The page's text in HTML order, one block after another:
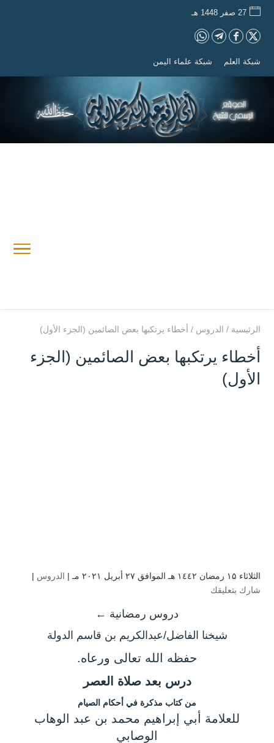
27 صفر 1448 هـ
شبكة العلم شبكة علماء اليمن
الرئيسية / الدروس / أخطاء يرتكبها بعض الصائمين (الجزء الأول)
أخطاء يرتكبها بعض الصائمين (الجزء
الأول)
الثلاثاء ۱۵ رمضان ۱٤٤۲ هـ الموافق ۲۷ أبريل ۲۰۲۱ مـ | الدروس |
شارك بتعليقك
دروس رمضانية ←
شيخنا الفاضل/عبدالكريم بن قاسم الدولة
حفظه الله تعالى ورعاه.
درس بعد صلاة العصر
من كتاب مذكرة في أحكام الصيام
للعلامة أبي إبراهيم محمد بن عبد الوهاب
الوصابي